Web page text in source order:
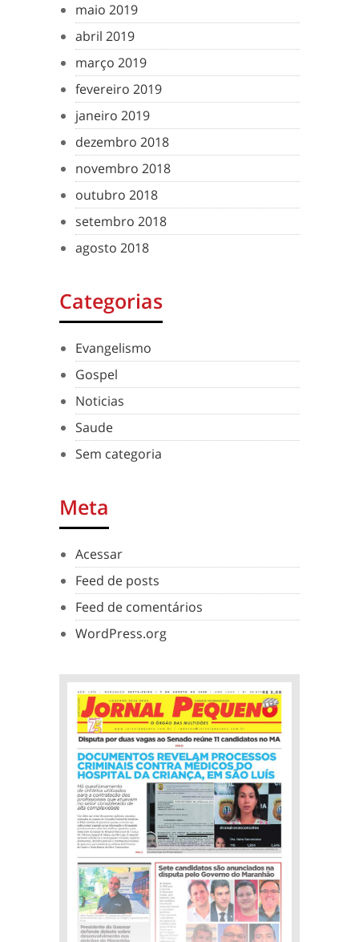
maio 2019
abril 2019
março 2019
fevereiro 2019
janeiro 2019
dezembro 2018
novembro 2018
outubro 2018
setembro 2018
agosto 2018
Categorias
Evangelismo
Gospel
Noticias
Saude
Sem categoria
Meta
Acessar
Feed de posts
Feed de comentários
WordPress.org